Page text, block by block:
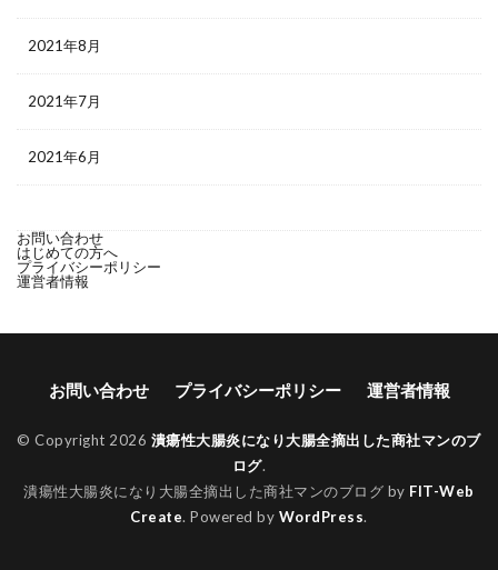
2021年8月
2021年7月
2021年6月
お問い合わせ
はじめての方へ
プライバシーポリシー
運営者情報
お問い合わせ プライバシーポリシー 運営者情報
© Copyright 2026 潰瘍性大腸炎になり大腸全摘出した商社マンのブ
ログ.
潰瘍性大腸炎になり大腸全摘出した商社マンのブログ by FIT-Web
Create. Powered by WordPress.